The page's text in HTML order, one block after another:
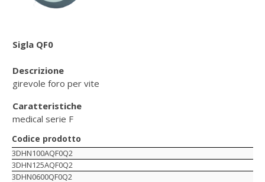
Sigla QF0
Descrizione
girevole foro per vite
Caratteristiche
medical serie F
Codice prodotto
3DHN100AQF0Q2
3DHN125AQF0Q2
3DHN0600QF0Q2